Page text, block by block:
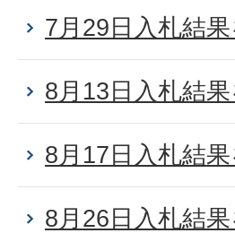
7月29日入札結
8月13日入札結
8月17日入札結
8月26日入札結